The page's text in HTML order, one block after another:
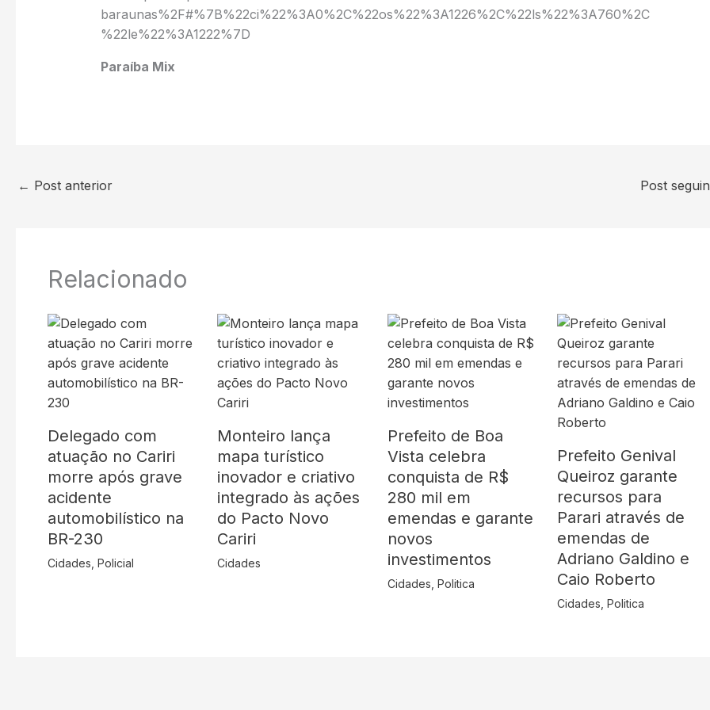
baraunas%2F#%7B%22ci%22%3A0%2C%22os%22%3A1226%2C%22ls%22%3A760%2C
%22le%22%3A1222%7D
Paraíba Mix
← Post anterior Post
Relacionado
Delegado com
atuação no Cariri
morre após grave
acidente
automobilístico na
BR-230
Cidades Policial
Monteiro lança
mapa turístico
inovador e criativo
integrado às ações
do Pacto Novo
Cariri
Cidades
Prefeito de Boa
Vista celebra
conquista de R$
280 mil em
emendas e garante
novos
investimentos
Cidades Politica
Prefeito Genival
Queiroz garante
recursos para
Parari através de
emendas de
Adriano Galdino e
Caio Roberto
Cidades ,Politica